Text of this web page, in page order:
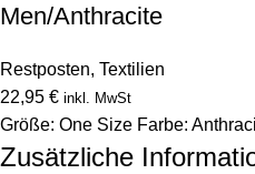
Men/Anthracite
Restposten, Textilien
22,95 € inkl. MwSt
Größe: One Size Farbe:
Zusätzliche